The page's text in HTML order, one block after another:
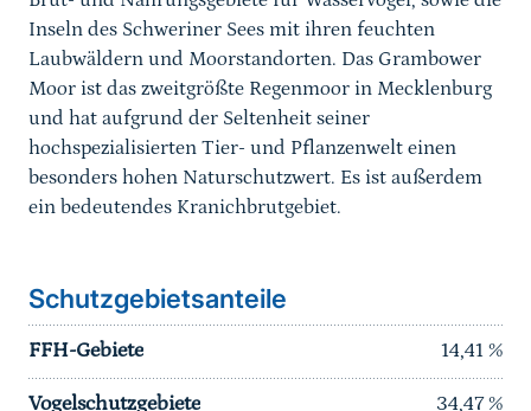
Inseln des Schweriner Sees mit ihren feuchten
Laubwäldern und Moorstandorten. Das Grambower
Moor ist das zweitgrößte Regenmoor in Mecklenburg
und hat aufgrund der Seltenheit seiner
hochspezialisierten Tier- und Pflanzenwelt einen
besonders hohen Naturschutzwert. Es ist außerdem
ein bedeutendes Kranichbrutgebiet.
Schutzgebietsanteile
FFH-Gebiete 14,41 %
Vogelschutzgebiete 34,47 %